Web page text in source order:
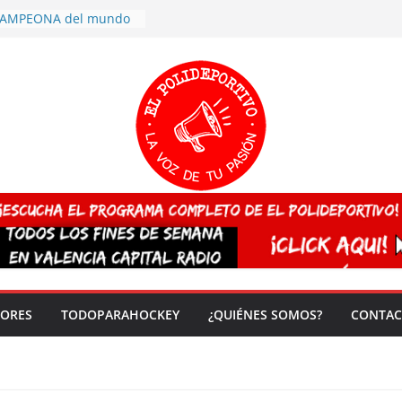
del mundo
TRICV 2025-2026
arrasa en el
de España sub20
TODOPARAHOCKEY ¿QUIÉNES SOMOS?